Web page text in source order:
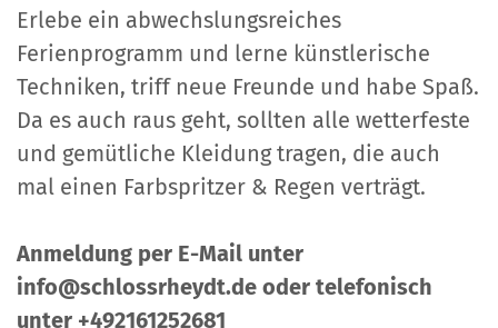
Erlebe ein abwechslungsreiches
Ferienprogramm und lerne künstlerische
Techniken, triff neue Freunde und habe Spaß.
Da es auch raus geht, sollten alle wetterfeste
und gemütliche Kleidung tragen, die auch
mal einen Farbspritzer & Regen verträgt.
Anmeldung per E-Mail unter
info@schlossrheydt.de oder telefonisch
unter +492161252681